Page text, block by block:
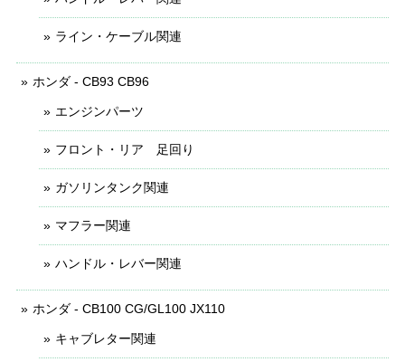
ライン・ケーブル関連
ホンダ - CB93 CB96
エンジンパーツ
フロント・リア 足回り
ガソリンタンク関連
マフラー関連
ハンドル・レバー関連
ホンダ - CB100 CG/GL100 JX110
キャブレター関連